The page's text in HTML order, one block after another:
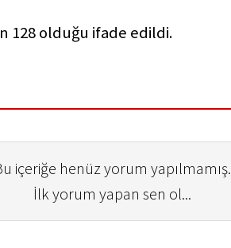
128 olduğu ifade edildi.
içeriğe henüz yorum yapılmamış.
İlk yorum yapan sen ol...